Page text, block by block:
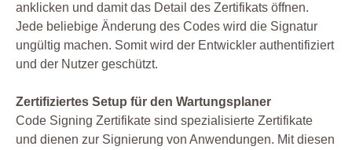
anklicken und damit das Detail des Zertifikats öffnen.
Jede beliebige Änderung des Codes wird die Signatur
ungültig machen. Somit wird der Entwickler authentifiziert
und der Nutzer geschützt.
Zertifiziertes Setup für den Wartungsplaner
Code Signing Zertifikate sind spezialisierte Zertifikate
und dienen zur Signierung von Anwendungen. Mit diesen